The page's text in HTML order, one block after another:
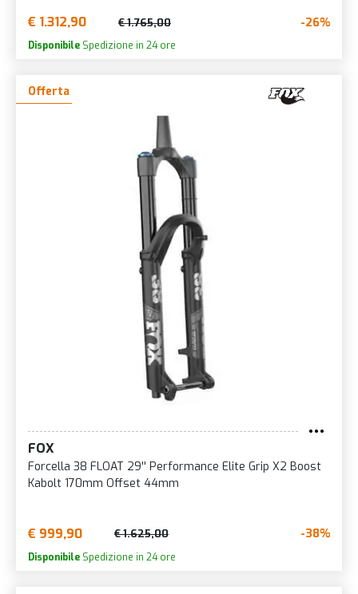
€ 1.312,90 € 1.765,00 -26%
Disponibile Spedizione in 24 ore
Offerta
FOX
Forcella 38 FLOAT 29'' Performance Elite Grip X2 Boost
Kabolt 170mm Offset 44mm
€ 999,90 € 1.625,00 -38%
Disponibile Spedizione in 24 ore